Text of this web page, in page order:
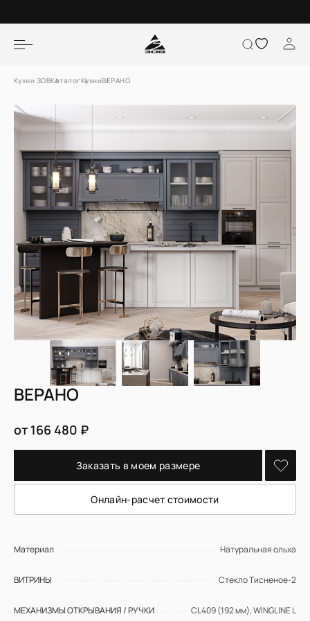
Кухни ЗОВКаталогКухниВЕРАНО
ВЕРАНО
от 166 480 ₽
Заказать в моем размере
Онлайн-расчет стоимости
Материал Натуральная ольха
ВИТРИНЫ Стекло Тисненое-2
МЕХАНИЗМЫ ОТКРЫВАНИЯ / РУЧКИ CL409 (192 мм), WINGLINE L